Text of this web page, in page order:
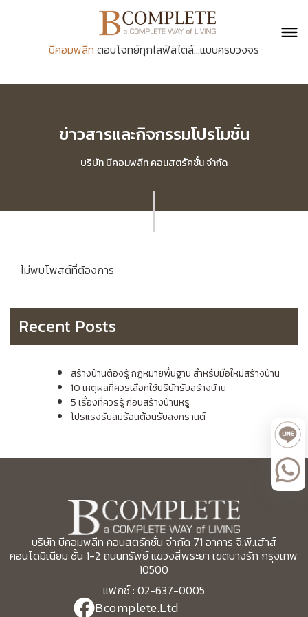
บีคอมพลีท ตอบโจทย์ทุกไลฟ์สไตล์...แบบครบวงจร
ข่าวสารและกิจกรรมโปรโมชั่น
บริษัท บีคอมพลีท คอนสตรัคชั่น จำกัด
ไม่พบโพสต์ที่ต้องการ
Recent Posts
สร้างบ้านต้องรู้ กฎหมายพื้นฐาน สำหรับมือใหม่สร้างบ้าน
10 เหตุผลที่ควรเลือกใช้บริษัทรับสร้างบ้าน
5 เรื่องที่ควรรู้ ก่อนสร้างบ้านหรู
โปรแรงรับลมร้อนต้อนรับสงกรานต์
บริษัท บีคอมพลีท คอนสตรัคชั่น จำกัด 71 อาคาร จี.พี.เฮ้าส์
คอนโดมิเนียม ชั้น 1-2 ถนนทรัพย์ แขวงสี่พระยา เขตบางรัก กรุงเทพ
10500
แฟกซ์ : 02-637-0005
Bcomplete.Ltd